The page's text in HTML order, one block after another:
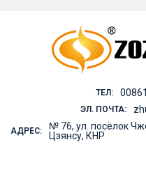
ТЕЛ:
ЭЛ. ПОЧТА:
АДРЕС:
№ 76, ул. посёлок
Цзянсу, КНР